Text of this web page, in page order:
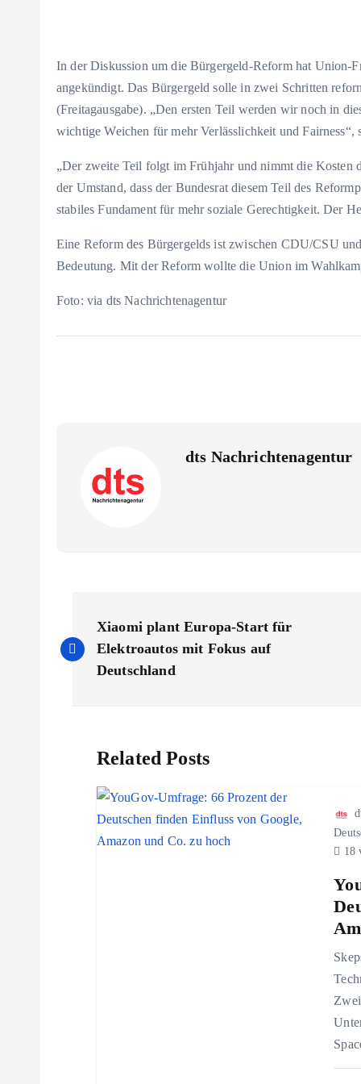
In der Diskussion um die Bürgergeld-Reform hat Union-
angekündigt. Das Bürgergeld solle in zwei Schritten
(Freitagausgabe). „Den ersten Teil werden wir noch in
wichtige Weichen für mehr Verlässlichkeit und Fairness“,
„Der zweite Teil folgt im Frühjahr und nimmt die
der Umstand, dass der Bundesrat diesem Teil des
stabiles Fundament für mehr soziale Gerechtigkeit. Der
Eine Reform des Bürgergelds ist zwischen CDU/CSU
Bedeutung. Mit der Reform wollte die Union im
Foto: via dts Nachrichtenagentur
dts Nachrichtenagentur
e
Xiaomi plant Europa-Start für
Elektroautos mit Fokus auf
Deutschland
Related Posts
18